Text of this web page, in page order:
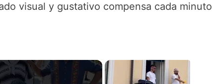
visual y gustativo compensa cada minuto